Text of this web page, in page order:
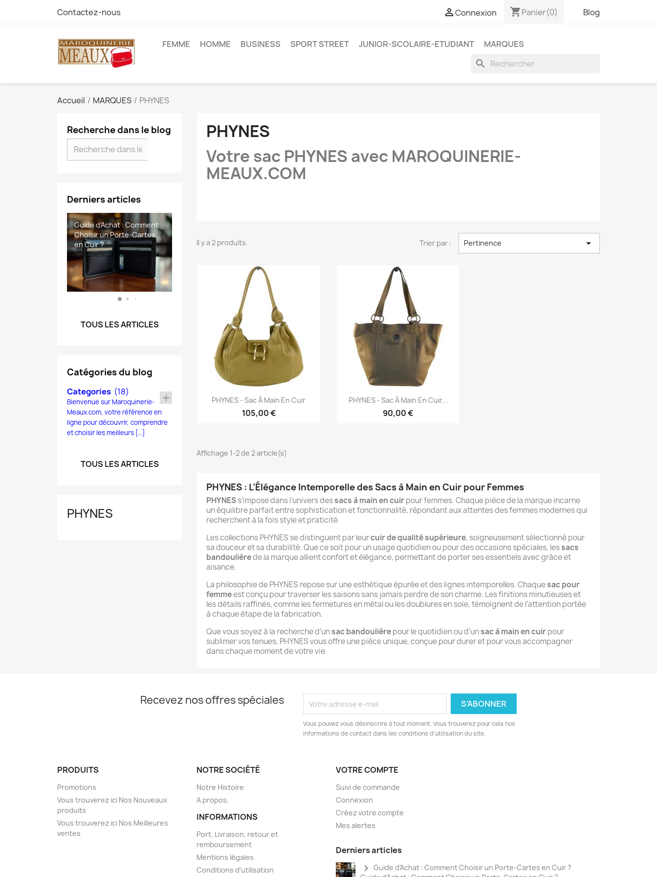
Contactez-nous Connexion shopping_cartPanier(0) Blog
FEMME HOMME BUSINESS SPORT STREET JUNIOR-SCOLAIRE-ETUDIANT MARQUES
search
Accueil MARQUES PHYNES
Recherche dans le blog
Derniers articles
📝 Article : Cuir vs Cuir
Synthetique–Quel
Matériau Choisir pour sa
Maroquinerie
Foire aux questions
portefeuille en cuir de
Maroquinerie-Meaux
foire aux questions
sacoches homme de
Maroquinerie-Meaux.com.
Guide d’Achat : Comment
Choisir un Porte-Cartes
en Cuir ?
TOUS LES ARTICLES
Catégories du blog
Categories (18)
Bienvenue sur Maroquinerie-
Meaux.com, votre référence en
ligne pour découvrir, comprendre
et choisir les meilleurs [...]
add
TOUS LES ARTICLES
PHYNES
PHYNES
Votre sac PHYNES avec MAROQUINERIE-
MEAUX.COM
Il y a 2 produits. Trier par : Pertinence 
Aperçu rapide
PHYNES - Sac À Main En Cuir
105,00 €
Aperçu rapide
PHYNES - Sac À Main En Cuir...
90,00 €
Affichage 1-2 de 2 article(s)
PHYNES : L’Élégance Intemporelle des Sacs à Main en Cuir pour Femmes
PHYNESs’impose dans l’univers dessacs à main en cuirpour femmes. Chaque pièce de la marque incarne
un équilibre parfait entre sophistication et fonctionnalité, répondant aux attentes des femmes modernes qui
recherchent à la fois style et praticité.
Les collections PHYNES se distinguent par leurcuir de qualité supérieure, soigneusement sélectionné pour
sa douceur et sa durabilité. Que ce soit pour un usage quotidien ou pour des occasions spéciales, lessacs
bandoulièrede la marque allient confort et élégance, permettant de porter ses essentiels avec grâce et
aisance.
La philosophie de PHYNES repose sur une esthétique épurée et des lignes intemporelles. Chaquesac pour
femmeest conçu pour traverser les saisons sans jamais perdre de son charme. Les finitions minutieuses et
les détails raffinés, comme les fermetures en métal ou les doublures en soie, témoignent de l’attention portée
à chaque étape de la fabrication.
Que vous soyez à la recherche d’unsac bandoulièrepour le quotidien ou d’unsac à main en cuirpour
sublimer vos tenues, PHYNES vous offre une pièce unique, conçue pour durer et pour vous accompagner
dans chaque moment de votre vie.
Recevez nos offres spéciales
Vous pouvez vous désinscrire à tout moment. Vous trouverez pour cela nos
informations de contact dans les conditions d'utilisation du site.
PRODUITS
Promotions
Vous trouverez ici Nos Nouveaux
produits
Vous trouverez ici Nos Meilleures
ventes
NOTRE SOCIÉTÉ
Notre Histoire
A propos,
INFORMATIONS
Port, Livraison, retour et
remboursement
Mentions légales
Conditions d'utilisation
VOTRE COMPTE
Suivi de commande
Connexion
Créez votre compte
Mes alertes
Derniers articles
chevron_right Guide d’Achat : Comment Choisir un Porte-Cartes en Cuir ?